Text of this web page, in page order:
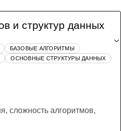
и структур данных
БАЗОВЫЕ АЛГОРИТМЫ
ОСНОВНЫЕ СТРУКТУРЫ ДАННЫХ
сложность алгоритмов,